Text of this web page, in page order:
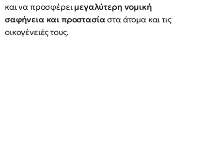
και να προσφέρειμεγαλύτερη νομική
σαφήνεια και προστασίαστα άτομα και τις
οικογένειές τους.